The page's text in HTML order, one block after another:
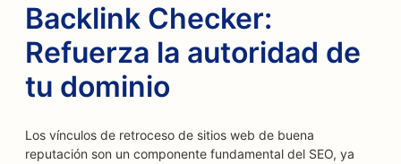
Backlink Checker:
Refuerza la autoridad de
tu dominio
Los vínculos de retroceso de sitios web de buena
reputación son un componente fundamental del SEO, ya